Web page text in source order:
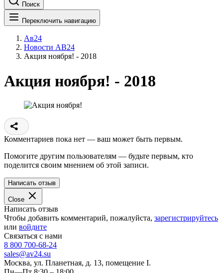
Поиск
Переключить навигацию
Ав24
Новости АВ24
Акция ноября! - 2018
Акция ноября! - 2018
Комментариев пока нет — ваш может быть первым.
Помогите другим пользователям — будьте первым, кто
поделится своим мнением об этой записи.
Написать отзыв
Close
Написать отзыв
Чтобы добавить комментарий, пожалуйста, зарегистрируйтесь
или войдите
Связаться с нами
8 800 700-68-24
sales@av24.su
Москва, ул. Планетная, д. 13, помещение I.